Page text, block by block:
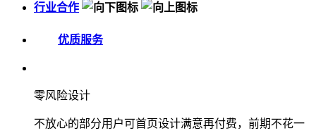
行业合作
优质服务
零风险设计
不放心的部分用户可首页设计满意再付费，前期不花一